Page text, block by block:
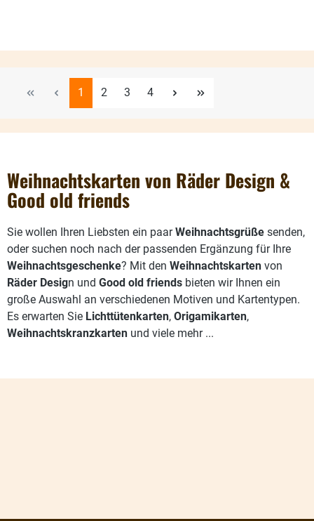
Seite
1 Seite
2 Seite
3 Seite
4
Weihnachtskarten von Räder Design &
Good old friends
Sie wollen Ihren Liebsten ein paarWeihnachtsgrüße senden,
oder suchen noch nach der passenden Ergänzung für Ihre
Weihnachtsgeschenke? Mit den Weihnachtskarten von
Räder Design und Good old friends bieten wir Ihnen ein
große Auswahl an verschiedenen Motiven und Kartentypen.
Es erwarten Sie Lichttütenkarten, Origamikarten,
Weihnachtskranzkarten und viele mehr ...